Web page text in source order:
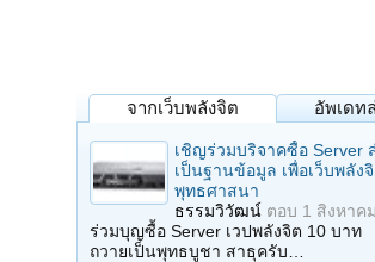
จากเว็บพลังจิต อัพเดท
เชิญร่วมบริจาคซื้อ Server
เป็นฐานข้อมูล เพื่อเว็บพลัง
พุทธศาสนา
ธรรมวิวัฒน์ ตอบ 1 สิงหาค
ร่วมบุญซื้อ Server เวปพลังจิต 10 บาท
ถวายเป็นพุทธบูชา สาธุครับ…